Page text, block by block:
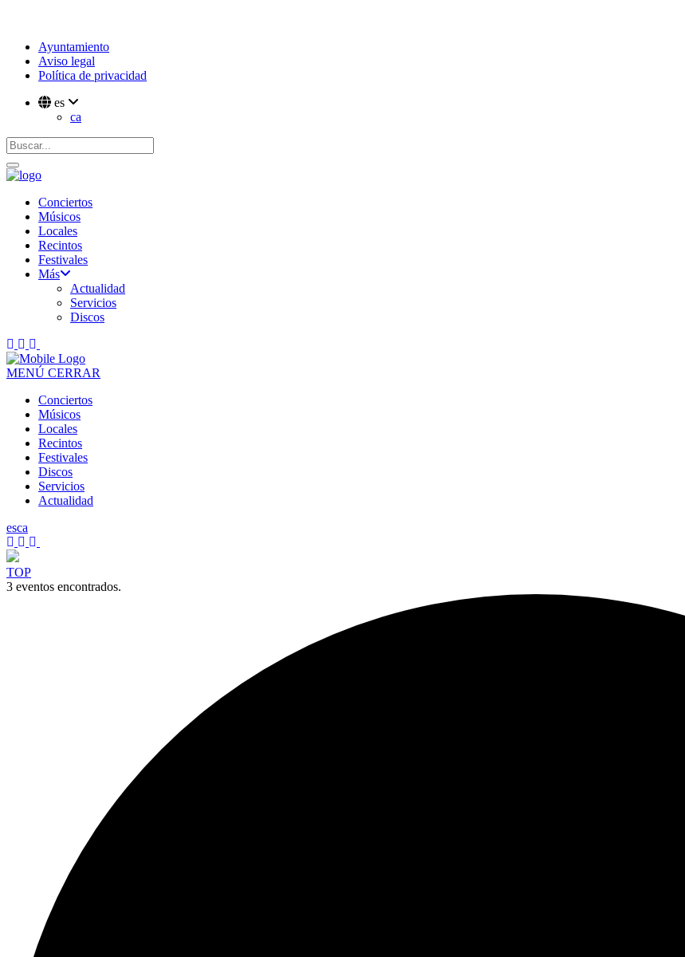
Ayuntamiento
Aviso legal
Política de privacidad
es
ca
Conciertos
Músicos
Locales
Recintos
Festivales
Más
Actualidad
Servicios
Discos
MENÚ CERRAR
Conciertos
Músicos
Locales
Recintos
Festivales
Discos
Servicios
Actualidad
esca
TOP
3 eventos encontrados.